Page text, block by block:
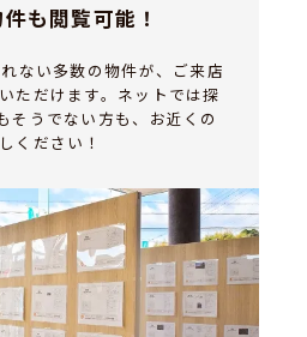
も閲覧可能！
ない多数の物件が、ご来店
ただけます。ネットでは探
そうでない方も、お近くの
ください！